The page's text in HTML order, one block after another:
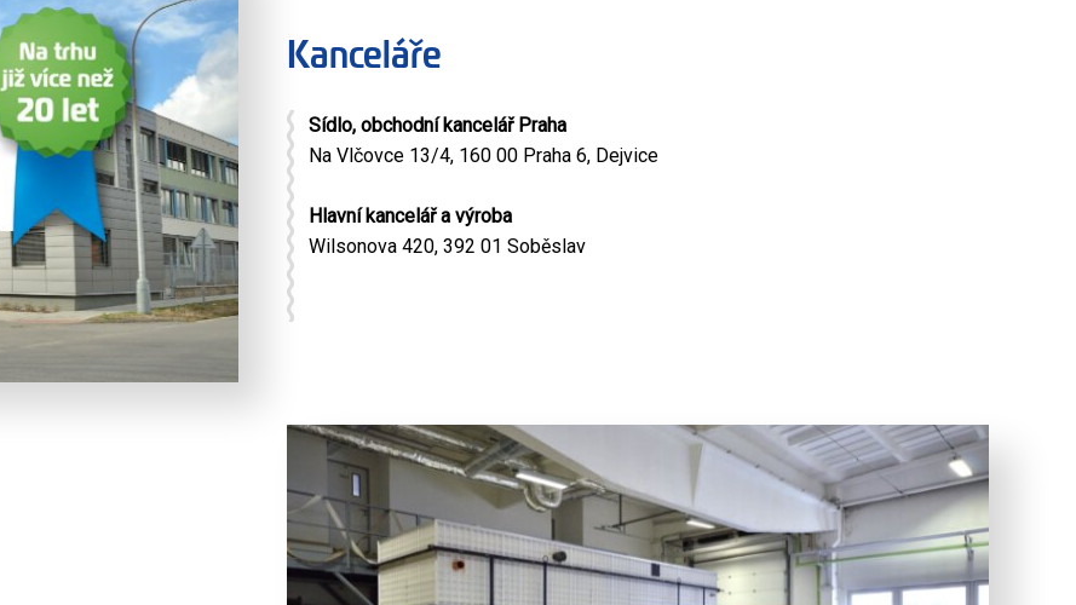
Kanceláře
Sídlo, obchodní kancelář Praha
Na Vlčovce 13/4, 160 00 Praha 6, Dejvice
Hlavní kancelář a výroba
Wilsonova 420, 392 01 Soběslav